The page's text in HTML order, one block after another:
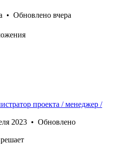
• Обновлено вчера
проекта / менеджер /
2023 • Обновлено